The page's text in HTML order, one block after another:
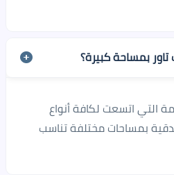
التي اتسعت لكافة أنواع
بمساحات مختلفة تناسب